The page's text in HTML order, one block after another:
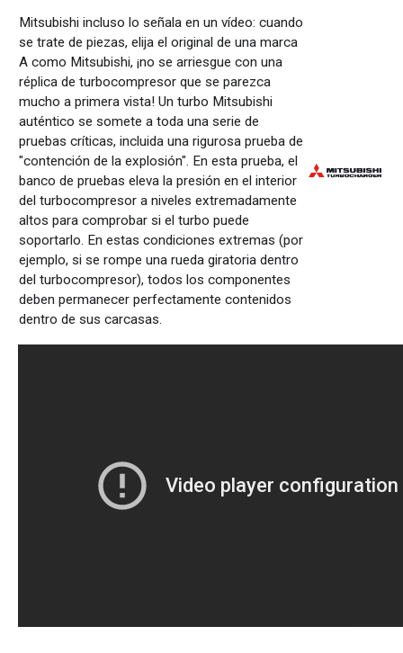
Mitsubishi incluso lo señala en un vídeo: cuando
se trate de piezas, elija el original de una marca
A como Mitsubishi, ¡no se arriesgue con una
réplica de turbocompresor que se parezca
mucho a primera vista! Un turbo Mitsubishi
auténtico se somete a toda una serie de
pruebas críticas, incluida una rigurosa prueba de
"contención de la explosión". En esta prueba, el
banco de pruebas eleva la presión en el interior
del turbocompresor a niveles extremadamente
altos para comprobar si el turbo puede
soportarlo. En estas condiciones extremas (por
ejemplo, si se rompe una rueda giratoria dentro
del turbocompresor), todos los componentes
deben permanecer perfectamente contenidos
dentro de sus carcasas.